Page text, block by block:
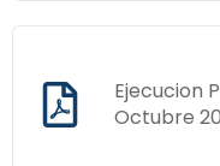
Ejecucion
Octubre